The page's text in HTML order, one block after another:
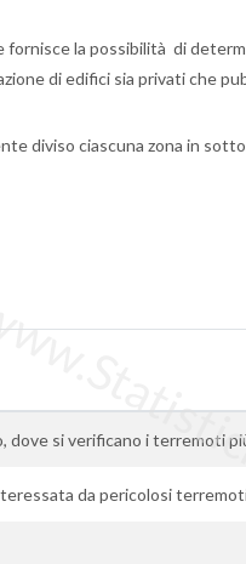
fornisce la possibilità di
di edifici sia privati che
diviso ciascuna zona in
dove si verificano i terremoti
da pericolosi